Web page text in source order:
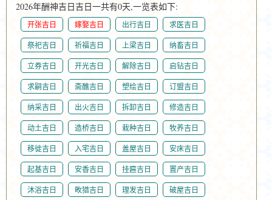
2026年酬神吉日吉日一共有0天,一览表如下:
开张吉日 嫁娶吉日 出行吉日 求医吉日
祭祀吉日 祈福吉日 上梁吉日 纳畜吉日
立券吉日 开光吉日 解除吉日 启钻吉日
求嗣吉日 斋醮吉日 塑绘吉日 订盟吉日
纳采吉日 出火吉日 拆卸吉日 修造吉日
动土吉日 造桥吉日 栽种吉日 牧养吉日
移徙吉日 入宅吉日 盖屋吉日 安床吉日
起基吉日 安香吉日 挂匾吉日 置产吉日
沐浴吉日 畋猎吉日 理发吉日 破屋吉日